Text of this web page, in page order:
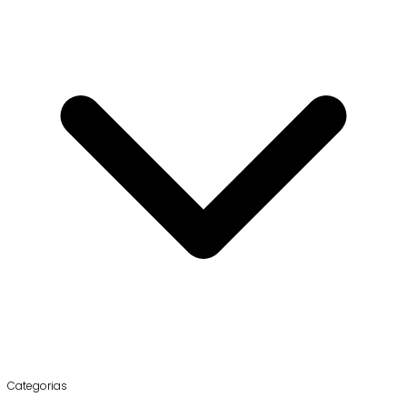
Categorias